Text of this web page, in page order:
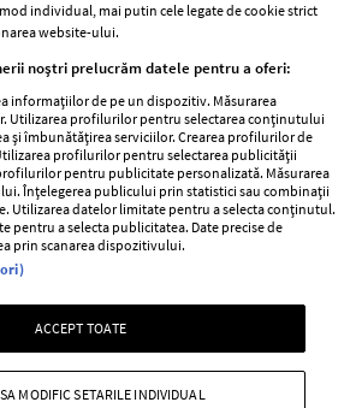
femei
Viva
Avantaje
Retete practice
Decizia ONJN nr. 821/25.09.2025.
sunt interzise minorilor.
© 2026 Ringier Romania SRL
individual, mai putin cele legate de cookie strict
website-ului.
noștri prelucrăm datele pentru a oferi:
informațiilor de pe un dispozitiv. Măsurarea
Utilizarea profilurilor pentru selectarea conținutului
și îmbunătățirea serviciilor. Crearea profilurilor de
profilurilor pentru selectarea publicității
pentru publicitate personalizată. Măsurarea
Înțelegerea publicului prin statistici sau combinații
Utilizarea datelor limitate pentru a selecta conținutul.
pentru a selecta publicitatea. Date precise de
prin scanarea dispozitivului.
ACCEPT TOATE
MODIFIC SETARILE INDIVIDUAL